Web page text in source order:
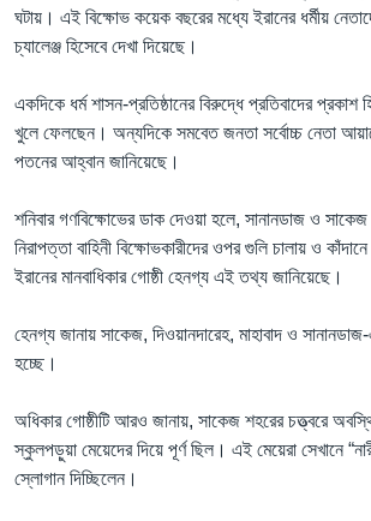
ঘটায়। এই বিক্ষোভ কয়েক বছরের মধ্যে ইরানের ধর্মীয়
চ্যালেঞ্জ হিসেবে দেখা দিয়েছে।
একদিকে ধর্ম শাসন-প্রতিষ্ঠানের বিরুদ্ধে প্রতিবাদের প্রকাশ
খুলে ফেলছেন। অন্যদিকে সমবেত জনতা সর্বোচ্চ নেতা
পতনের আহ্বান জানিয়েছে।
শনিবার গণবিক্ষোভের ডাক দেওয়া হলে, সানানডাজ ও সাকেজ
নিরাপত্তা বাহিনী বিক্ষোভকারীদের ওপর গুলি চালায় ও
ইরানের মানবাধিকার গোষ্ঠী হেনগ্য এই তথ্য জানিয়েছে।
হেনগ্য জানায় সাকেজ, দিওয়ানদারেহ, মাহাবাদ ও
হচ্ছে।
অধিকার গোষ্ঠীটি আরও জানায়, সাকেজ শহরের চত্ত্বরে
স্কুলপড়ুয়া মেয়েদের দিয়ে পূর্ণ ছিল। এই মেয়েরা সেখানে
স্লোগান দিচ্ছিলেন।